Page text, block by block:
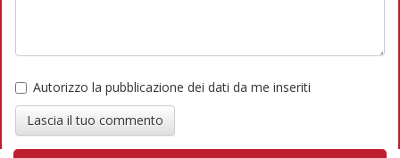
Autorizzo la pubblicazione dei dati da me inseriti
Lascia il tuo commento